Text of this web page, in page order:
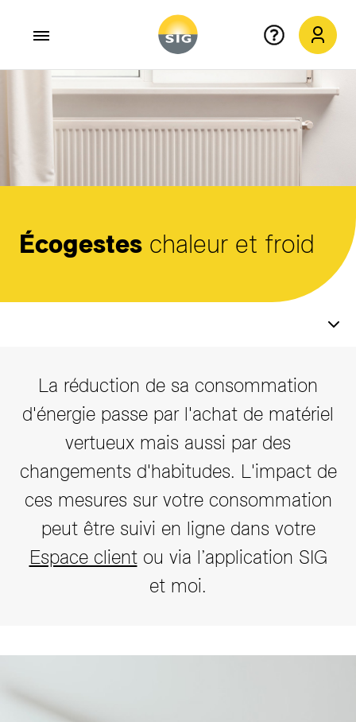
Aller au contenu principal
Écogestes chaleur et froid
La réduction de sa consommation
d'énergie passe par l'achat de matériel
vertueux mais aussi par des
changements d'habitudes. L'impact de
ces mesures sur votre consommation
peut être suivi en ligne dans votre
Espace clientou via l’application SIG
et moi.